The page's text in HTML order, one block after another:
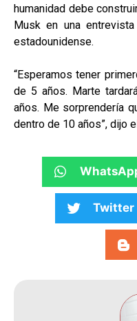
humanidad debe
Musk en una
estadounidense.
“Esperamos tener
de 5 años. Marte
años. Me sorprendería
dentro de 10 años”, dijo
Twitter